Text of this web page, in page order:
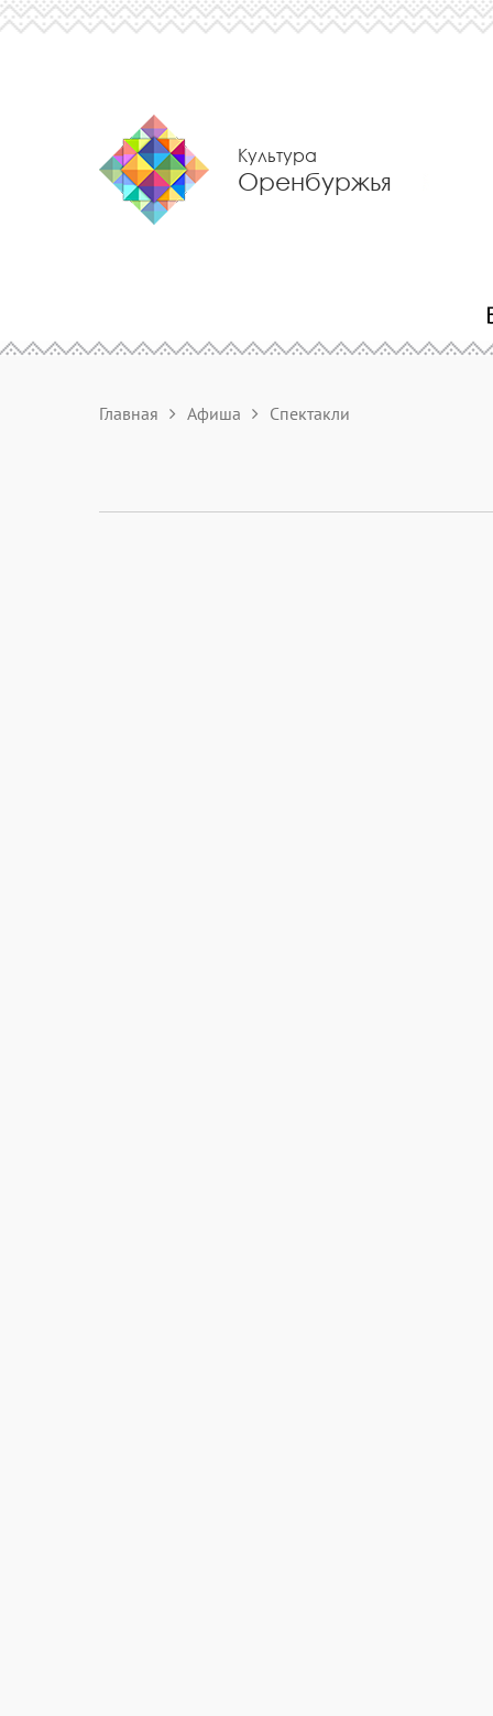
Культура
Оренбуржья
Главная Афиша Спектакли